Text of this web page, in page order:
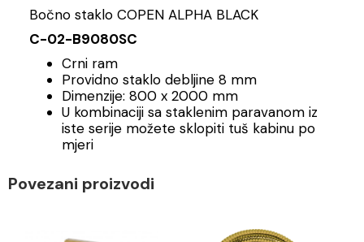
Bočno staklo COPEN ALPHA BLACK
C-02-B9080SC
Crni ram
Providno staklo debljine 8 mm
Dimenzije: 800 x 2000 mm
U kombinaciji sa staklenim paravanom iz
iste serije možete sklopiti tuš kabinu po
mjeri
Povezani proizvodi